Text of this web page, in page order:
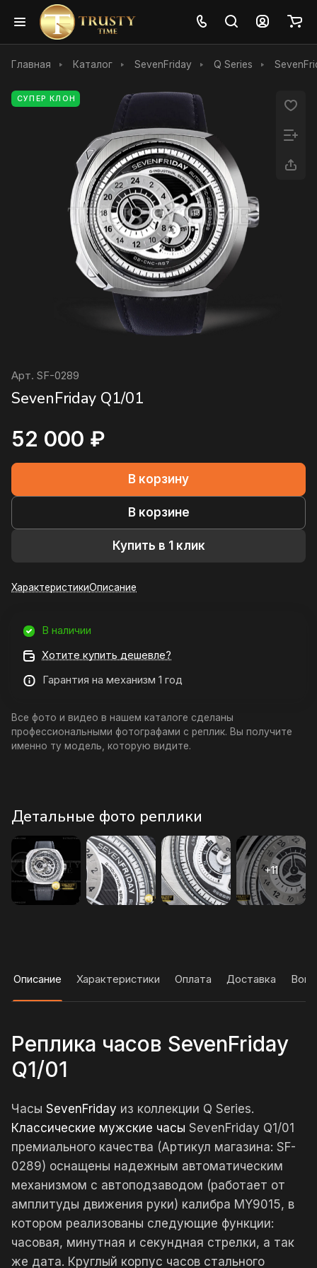
Главная Каталог SevenFriday Q Series
СУПЕР КЛОН
Арт. SF-0289
SevenFriday Q1/01
52 000 ₽
В корзину
В корзине
Купить в 1 клик
ХарактеристикиОписание
В наличии
Хотите купить дешевле?
Гарантия на механизм 1 год
Все фото и видео в нашем каталоге сделаны
профессиональными фотографами с реплик. Вы получите
именно ту модель, которую видите.
Детальные фото реплики
Описание Характеристики Оплата Доставка
Реплика часов SevenFriday
Q1/01
Часы SevenFriday из коллекции Q Series.
Классические мужские часы SevenFriday Q1/01
премиального качества (Артикул магазина: SF-
0289) оснащены надежным автоматическим
механизмом с автоподзаводом (работает от
амплитуды движения руки) калибра MY9015, в
котором реализованы следующие функции:
часовая, минутная и секундная стрелки, а так
же дата. Круглый корпус часов стального